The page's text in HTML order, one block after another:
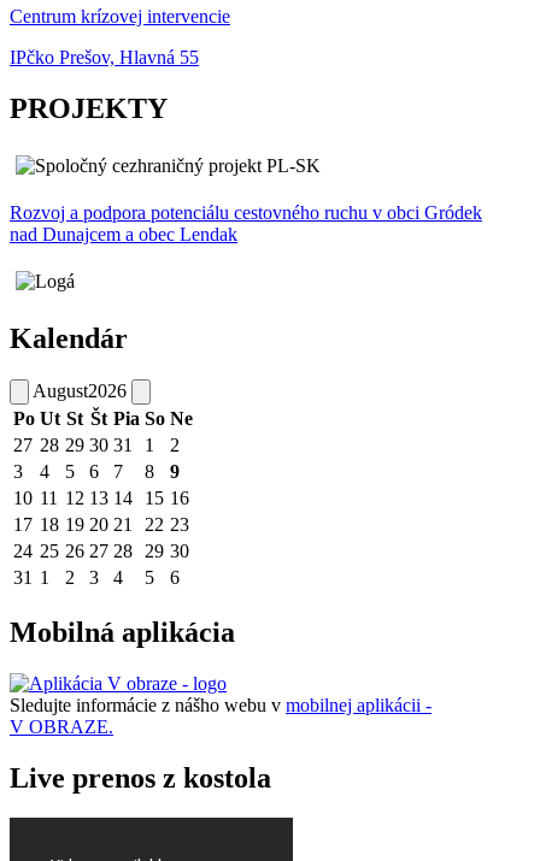
Centrum krízovej intervencie
IPčko Prešov, Hlavná 55
PROJEKTY
Rozvoj a podpora potenciálu cestovného ruchu v obci Gródek
nad Dunajcem a obec Lendak
Kalendár
August2026
Po Ut St Št Pia So Ne
27 28 29 30 31 1
2
3
4 5 6 7 8
9
10 11 12 13 14 15 16
17 18 19 20 21 22 23
24 25 26 27 28 29 30
31 1 2 3 4 5 6
Mobilná aplikácia
Sledujte informácie z nášho webu v mobilnej aplikácii -
V OBRAZE.
Live prenos z kostola